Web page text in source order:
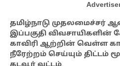
தமிழ்நாடு
இப்பகுதி
காவிரி ஆற்றின் வெள்ள
நீரேற்றம் செய்யும் திட்டம்